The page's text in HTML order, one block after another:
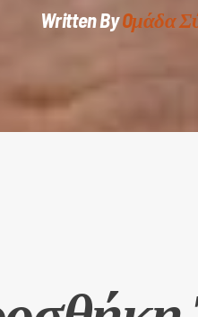
Written ByOμάδα